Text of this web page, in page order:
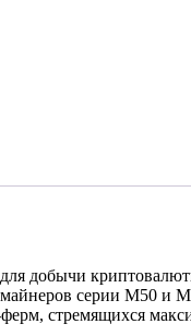
добычи
серии M50 и
стремящихся